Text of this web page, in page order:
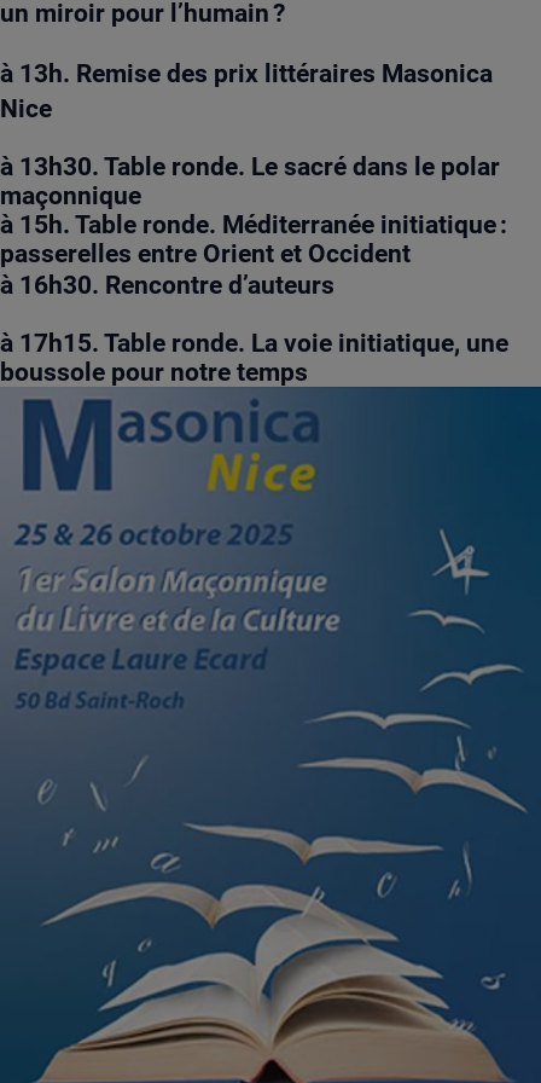
un miroir pour l’humain ?
à 13h. Remise des prix littéraires Masonica
Nice
à 13h30. Table ronde. Le sacré dans le polar
maçonnique
à 15h. Table ronde. Méditerranée initiatique :
passerelles entre Orient et Occident
à 16h30. Rencontre d’auteurs
à 17h15. Table ronde. La voie initiatique, une
boussole pour notre temps